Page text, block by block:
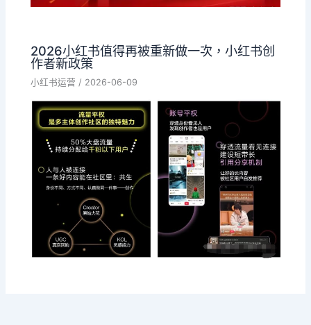
2026小红书值得再被重新做一次，小红书创
作者新政策
小红书运营 / 2026-06-09